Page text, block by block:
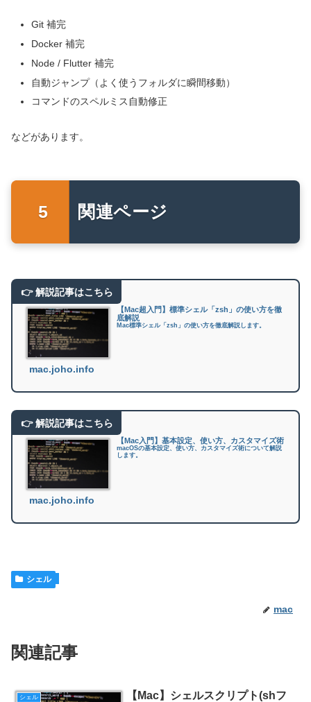
Git 補完
Docker 補完
Node / Flutter 補完
自動ジャンプ（よく使うフォルダに瞬間移動）
コマンドのスペルミス自動修正
などがあります。
関連ページ
【Mac超入門】標準シェル「zsh」の使い方を徹
底解説
Mac標準シェル「zsh」の使い方を徹底解説します。
mac.joho.info
【Mac入門】基本設定、使い方、カスタマイズ術
macOSの基本設定、使い方、カスタマイズ術について解説
します。
mac.joho.info
シェル
mac
関連記事
シェル
【Mac】シェルスクリプト(shフ